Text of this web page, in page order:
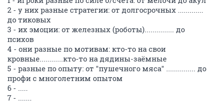
2 - у них разные стратегии: от долгосрочных .............
до тиковых
3 - их эмоции: от железных (роботы)............... до
психов
4 - они разные по мотивам: кто-то на свои
кровные............кто-то на дядины-заёмные
5 - разные по опыту: от "пушечного мяса" ............... до
профи с многолетним опытом
6 - .....
7 - .......